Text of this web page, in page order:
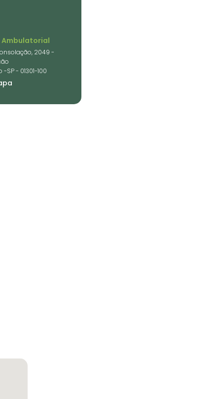
Ambulatorial
2049 -
-SP - 01301-100